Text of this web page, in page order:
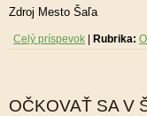
Zdroj Mesto Šaľa
Celý príspevok Rubrika:
OČKOVAŤ SA V